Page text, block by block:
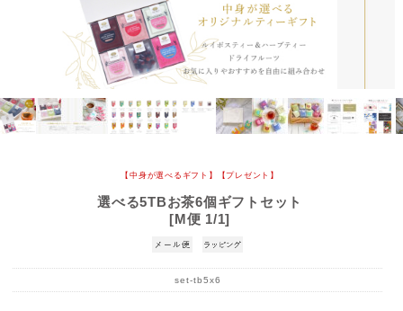
【中身が選べるギフト】【プレゼント】
選べる5TBお茶6個ギフトセット
[M便 1/1]
set-tb5x6